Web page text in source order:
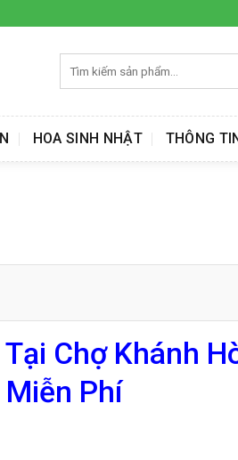
kiếm:
HOA SINH NHẬT THÔNG
Chợ Khánh
Miễn Phí